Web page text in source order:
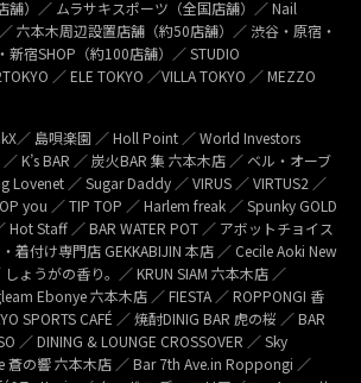
舗）／ ムラサキスポーツ（全国店舗）／ Nail
六本木周辺設置店舗（約50店舗）／ 渋谷・原宿・
新宿SHOP（約100店舗）／ STUDIO
／ ELE TOKYO ／VILLA TOKYO ／ MEZZO
／ 島唄楽園 ／ Holl Point ／ World Investors
K’s BAR ／ 炭火BAR 集 六本木店 ／ ベル・オーブ
Lovenet ／ Sugar Daddy ／ VIRUS ／ VIRTUS2 ／
you ／ TIP TOP ／ Harlem freak ／ Spunky GOLD
Hot Staff ／ BAR WATER POT ／ アボットチョイス
着付け専門店 GEKKABIJIN 本店 ／ Cecile Aoki New
しょうがの香り。／ KRUN SIAM 六本木店 ／
Ebonye 六本木店 ／ FIESTA ／ ROPPONGI 香
SPORTS CAFÉ ／ 焼酎DINIG BAR 虎の桜 ／ BAR
／ DINING & LOUNGE CROSSOVER ／ Sky
の響 六本木店 ／ Bar 7th Ave.in Roppongi ／